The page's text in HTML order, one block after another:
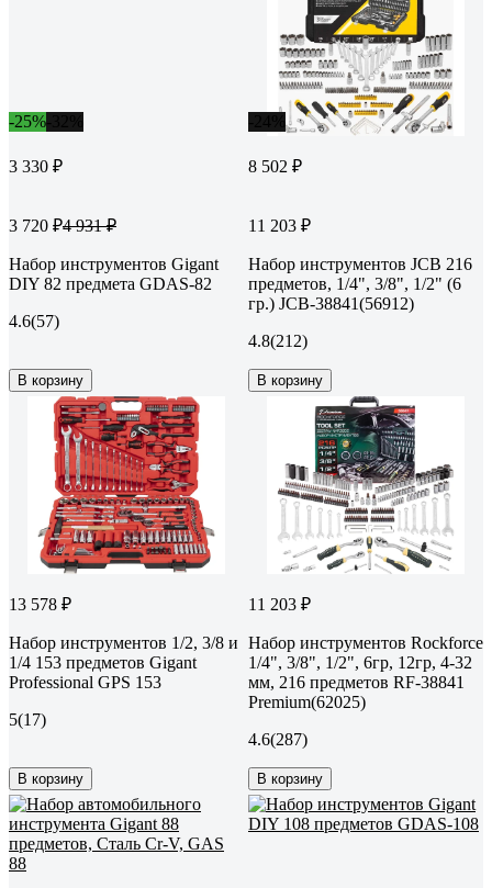
-25%
3 330 ₽
3 720 ₽4 931 ₽
Набор инструментов Gigant
DIY 82 предмета GDAS-82
4.6(57)
В корзину
8 502 ₽
11 203 ₽
Набор инструментов JCB 216
предметов, 1/4", 3/8", 1/2" (6
гр.) JCB-38841(56912)
4.8(212)
В корзину
13 578 ₽
Набор инструментов 1/2, 3/8 и
1/4 153 предметов Gigant
Professional GPS 153
5(17)
В корзину
11 203 ₽
Набор инструментов Rockforce
1/4", 3/8", 1/2", 6гр, 12гр, 4-32
мм, 216 предметов RF-38841
Premium(62025)
4.6(287)
В корзину